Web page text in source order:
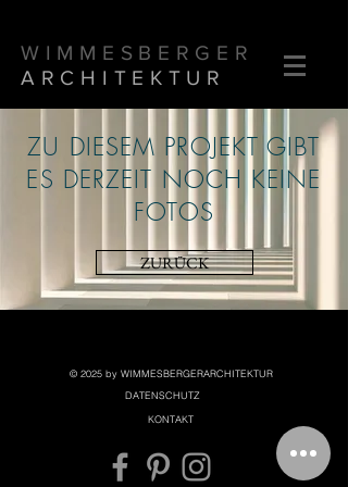
WIMMESBERGER
ARCHITEKTUR
ZU DIESEM PROJEKT GIBT
ES DERZEIT NOCH KEINE
FOTOS
ZURÜCK
© 2025 by WIMMESBERGERARCHITEKTUR
DATENSCHUTZ
KONTAKT